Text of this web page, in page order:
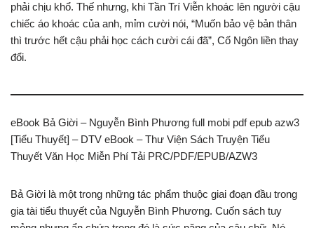
phải chịu khổ. Thế nhưng, khi Tần Trí Viễn khoác lên người cậu
chiếc áo khoác của anh, mỉm cười nói, “Muốn bảo vệ bản thân
thì trước hết cậu phải học cách cười cái đã”, Cố Ngôn liền thay
đổi.
eBook Bả Giời – Nguyễn Bình Phương full mobi pdf epub azw3
[Tiểu Thuyết] – DTV eBook – Thư Viện Sách Truyện Tiểu
Thuyết Văn Học Miễn Phí Tải PRC/PDF/EPUB/AZW3
Bả Giời là một trong những tác phẩm thuộc giai đoạn đầu trong
gia tài tiểu thuyết của Nguyễn Bình Phương. Cuốn sách tuy